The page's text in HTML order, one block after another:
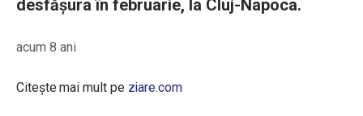
desfășura în februarie, la Cluj-Napoca.
acum 8 ani
Citește mai mult pe ziare.com